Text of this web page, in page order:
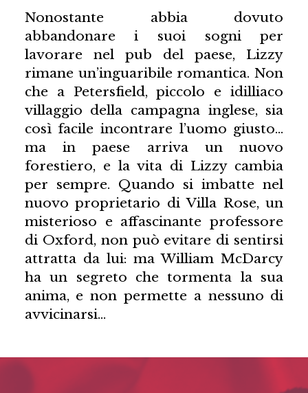
Nonostante abbia dovuto
abbandonare i suoi sogni per
lavorare nel pub del paese, Lizzy
rimane un’inguaribile romantica. Non
che a Petersfield, piccolo e idilliaco
villaggio della campagna inglese, sia
così facile incontrare l’uomo giusto…
ma in paese arriva un nuovo
forestiero, e la vita di Lizzy cambia
per sempre. Quando si imbatte nel
nuovo proprietario di Villa Rose, un
misterioso e affascinante professore
di Oxford, non può evitare di sentirsi
attratta da lui: ma William McDarcy
ha un segreto che tormenta la sua
anima, e non permette a nessuno di
avvicinarsi…